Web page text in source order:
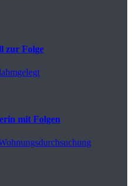
zur Folge
mit Folgen